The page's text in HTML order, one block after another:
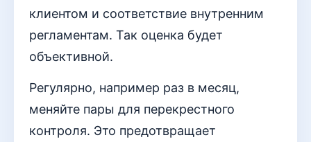
клиентом и соответствие внутренним
регламентам. Так оценка будет
объективной.
Регулярно, например раз в месяц,
меняйте пары для перекрестного
контроля. Это предотвращает